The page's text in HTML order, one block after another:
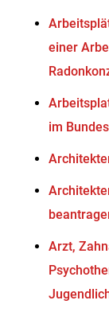
einer
im
Arzt,